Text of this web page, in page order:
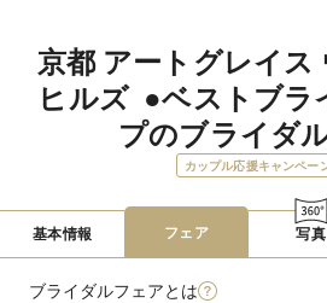
京都 アートグレイス
ヒルズ  ●ベストブラ
プのブライダ
カップル応援キャンペー
基本情報 フェア 写真
ブライダルフェアとは